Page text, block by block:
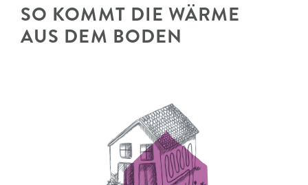
SO KOMMT DIE WÄRME
AUS DEM BODEN